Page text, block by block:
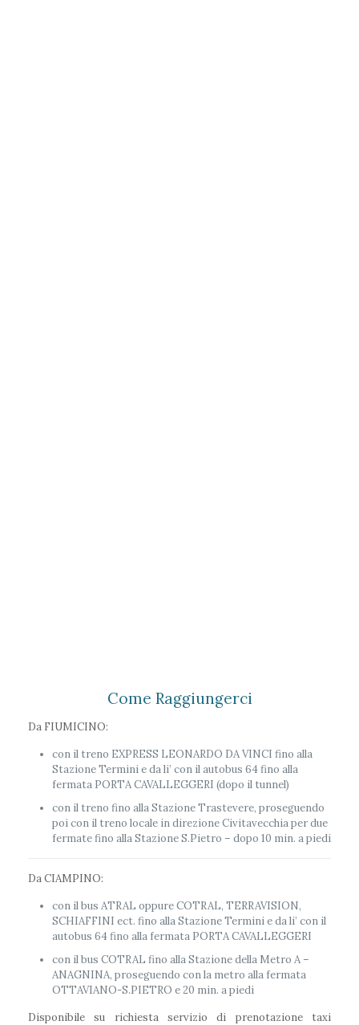
Come Raggiungerci
Da FIUMICINO:
con il treno EXPRESS LEONARDO DA VINCI fino alla
Stazione Termini e da li’ con il autobus 64 fino alla
fermata PORTA CAVALLEGGERI (dopo il tunnel)
con il treno fino alla Stazione Trastevere, proseguendo
poi con il treno locale in direzione Civitavecchia per due
fermate fino alla Stazione S.Pietro – dopo 10 min. a piedi
Da CIAMPINO:
con il bus ATRAL oppure COTRAL, TERRAVISION,
SCHIAFFINI ect. fino alla Stazione Termini e da li’ con il
autobus 64 fino alla fermata PORTA CAVALLEGGERI
con il bus COTRAL fino alla Stazione della Metro A –
ANAGNINA, proseguendo con la metro alla fermata
OTTAVIANO-S.PIETRO e 20 min. a piedi
Disponibile su richiesta servizio di prenotazione taxi